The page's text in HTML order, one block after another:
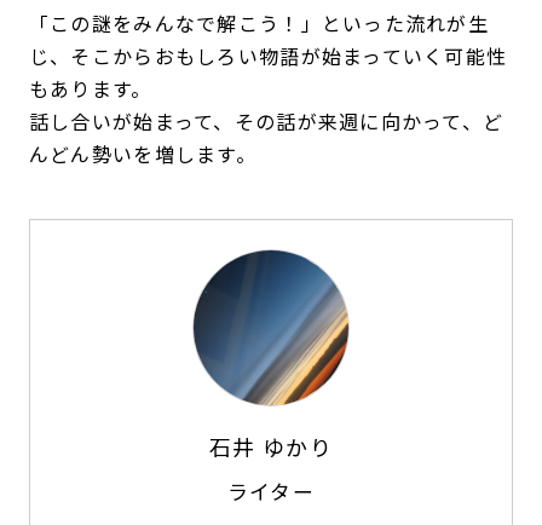
「この謎をみんなで解こう！」といった流れが生
じ、そこからおもしろい物語が始まっていく可能性
もあります。
話し合いが始まって、その話が来週に向かって、ど
んどん勢いを増します。
石井 ゆかり
ライター